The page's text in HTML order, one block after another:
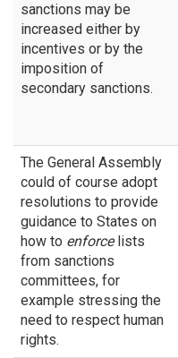
sanctions may be
increased either by
incentives or by the
imposition of
secondary sanctions.
The General Assembly
could of course adopt
resolutions to provide
guidance to States on
how to enforcelists
from sanctions
committees, for
example stressing the
need to respect human
rights.